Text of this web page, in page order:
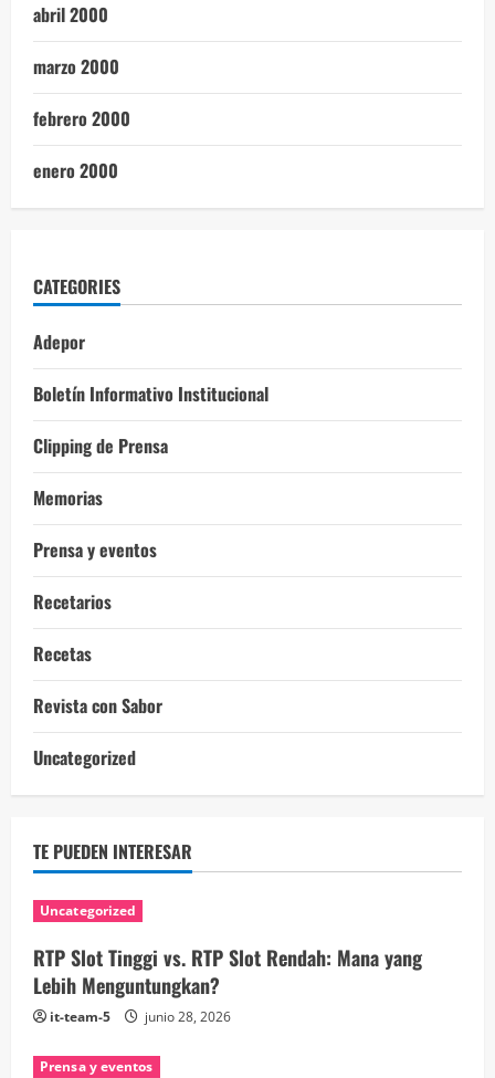
abril 2000
marzo 2000
febrero 2000
enero 2000
CATEGORIES
Adepor
Boletín Informativo Institucional
Clipping de Prensa
Memorias
Prensa y eventos
Recetarios
Recetas
Revista con Sabor
Uncategorized
TE PUEDEN INTERESAR
Uncategorized
RTP Slot Tinggi vs. RTP Slot Rendah: Mana yang
Lebih Menguntungkan?
it-team-5 junio 28, 2026
Prensa y eventos